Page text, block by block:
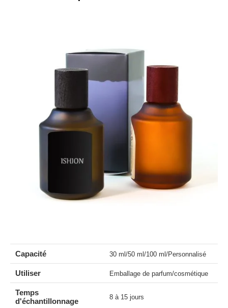
Fiche technique
Capacité 30 ml/50 ml/100 ml/Personnalisé
Utiliser Emballage de parfum/cosmétique
Temps